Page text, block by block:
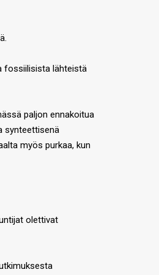
fossiilisista lähteistä
paljon ennakoitua
synteettisenä
myös purkaa, kun
olettivat